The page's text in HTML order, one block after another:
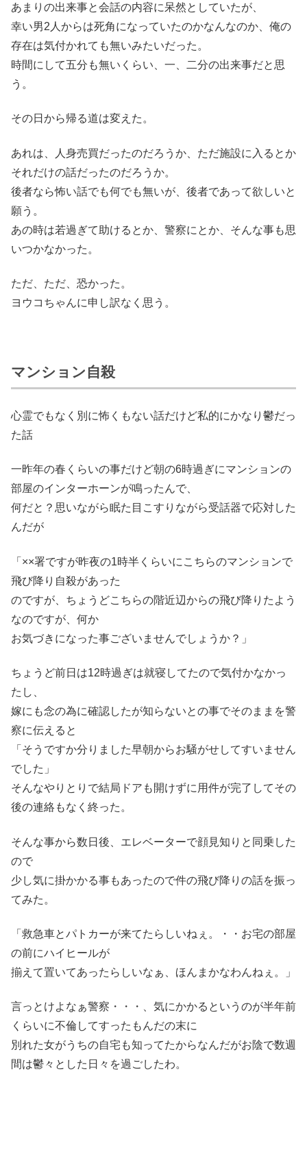
あまりの出来事と会話の内容に呆然としていたが、
幸い男2人からは死角になっていたのかなんなのか、俺の
存在は気付かれても無いみたいだった。
時間にして五分も無いくらい、一、二分の出来事だと思
う。
その日から帰る道は変えた。
あれは、人身売買だったのだろうか、ただ施設に入るとか
それだけの話だったのだろうか。
後者なら怖い話でも何でも無いが、後者であって欲しいと
願う。
あの時は若過ぎて助けるとか、警察にとか、そんな事も思
いつかなかった。
ただ、ただ、恐かった。
ヨウコちゃんに申し訳なく思う。
マンション自殺
心霊でもなく別に怖くもない話だけど私的にかなり鬱だっ
た話
一昨年の春くらいの事だけど朝の6時過ぎにマンションの
部屋のインターホーンが鳴ったんで、
何だと？思いながら眠た目こすりながら受話器で応対した
んだが
「××署ですが昨夜の1時半くらいにこちらのマンションで
飛び降り自殺があった
のですが、ちょうどこちらの階近辺からの飛び降りたよう
なのですが、何か
お気づきになった事ございませんでしょうか？」
ちょうど前日は12時過ぎは就寝してたので気付かなかっ
たし、
嫁にも念の為に確認したが知らないとの事でそのままを警
察に伝えると
「そうですか分りました早朝からお騒がせしてすいません
でした」
そんなやりとりで結局ドアも開けずに用件が完了してその
後の連絡もなく終った。
そんな事から数日後、エレベーターで顔見知りと同乗した
ので
少し気に掛かかる事もあったので件の飛び降りの話を振っ
てみた。
「救急車とパトカーが来てたらしいねぇ。・・お宅の部屋
の前にハイヒールが
揃えて置いてあったらしいなぁ、ほんまかなわんねぇ。」
言っとけよなぁ警察・・・、気にかかるというのが半年前
くらいに不倫してすったもんだの末に
別れた女がうちの自宅も知ってたからなんだがお陰で数週
間は鬱々とした日々を過ごしたわ。